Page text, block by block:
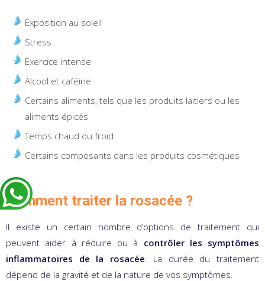
Exposition au soleil
Stress
Exercice intense
Alcool et caféine
Certains aliments, tels que les produits laitiers ou les
aliments épicés
Temps chaud ou froid
Certains composants dans les produits cosmétiques
Comment traiter la rosacée ?
Il existe un certain nombre d’options de traitement qui
peuvent aider à réduire ou à contrôler les symptômes
inflammatoires de la rosacée . La durée du traitement
dépend de la gravité et de la nature de vos symptômes.